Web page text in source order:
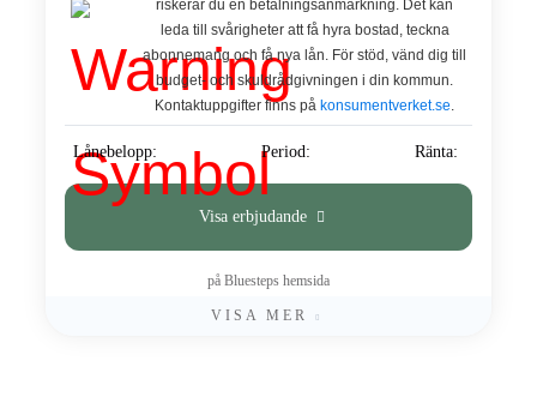
riskerar du en betalningsanmärkning. Det kan
leda till svårigheter att få hyra bostad, teckna
abonnemang och få nya lån. För stöd, vänd dig till
budget- och skuldrådgivningen i din kommun.
Kontaktuppgifter finns på konsumentverket.se.
Lånebelopp: Period: Ränta:
Visa erbjudande
på Bluesteps hemsida
VISA MER